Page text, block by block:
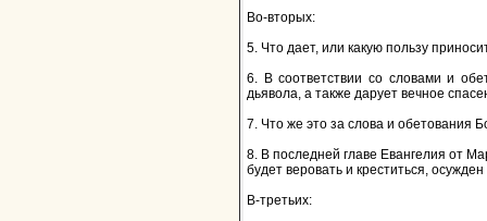
Во-вторых:
5. Что дает, или какую пользу
6. В соответствии со словами и
дьявола, а также дарует вечное
7. Что же это за слова и обетования
8. В последней главе Евангелия от
будет веровать и креститься, осужден
В-третьих: